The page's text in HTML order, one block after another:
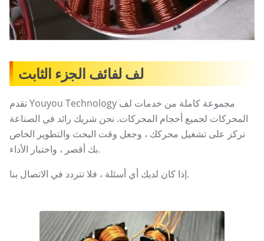
لف لفائف الجزء الثابت
تقدم Youyou Technology مجموعة كاملة من خدمات لف
المحركات لجميع أحجام المحركات. نحن شريك رائد في الصناعة
نركز على تشغيل محركك ، وجعل وقت البحث والتطوير الخاص
بك أقصر ، واختبار الأداء.
إذا كان لديك أي أسئلة ، فلا تتردد في الاتصال بنا.